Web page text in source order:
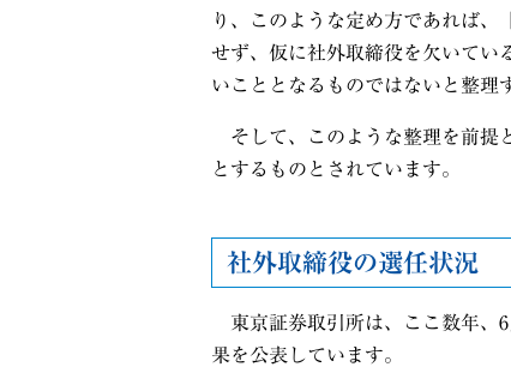
り、このような定め方であれば
せず、仮に社外取締役を欠いてい
いこととなるものではないと整理
そして、このような整理を前提
とするものとされています。
社外取締役の選任状況
東京証券取引所は、ここ数年、
果を公表しています。